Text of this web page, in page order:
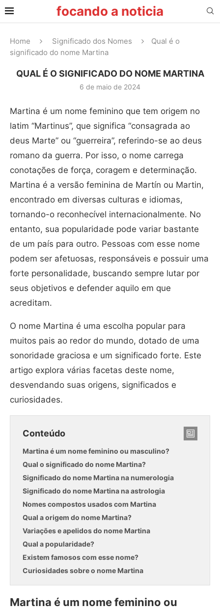
focando a noticia
Home Significado dos Nomes
Qual é o
significado do nome Martina
QUAL É O SIGNIFICADO DO NOME MARTINA
6 de maio de 2024
Martina é um nome feminino que tem origem no
latim “Martinus”, que significa “consagrada ao
deus Marte” ou “guerreira”, referindo-se ao deus
romano da guerra. Por isso, o nome carrega
conotações de força, coragem e determinação.
Martina é a versão feminina de Martín ou Martin,
encontrado em diversas culturas e idiomas,
tornando-o reconhecível internacionalmente. No
entanto, sua popularidade pode variar bastante
de um país para outro. Pessoas com esse nome
podem ser afetuosas, responsáveis e possuir uma
forte personalidade, buscando sempre lutar por
seus objetivos e defender aquilo em que
acreditam.
O nome Martina é uma escolha popular para
muitos pais ao redor do mundo, dotado de uma
sonoridade graciosa e um significado forte. Este
artigo explora várias facetas deste nome,
desvendando suas origens, significados e
curiosidades.
Conteúdo
Martina é um nome feminino ou masculino?
Qual o significado do nome Martina?
Significado do nome Martina na numerologia
Significado do nome Martina na astrologia
Nomes compostos usados com Martina
Qual a origem do nome Martina?
Variações e apelidos do nome Martina
Qual a popularidade?
Existem famosos com esse nome?
Curiosidades sobre o nome Martina
Martina é um nome feminino ou